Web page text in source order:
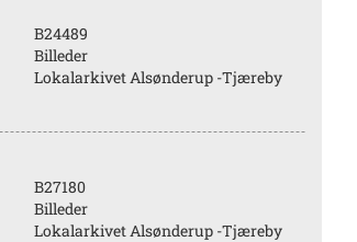
B24489
Billeder
Lokalarkivet Alsønderup -Tjæreby
B27180
Billeder
Lokalarkivet Alsønderup -Tjæreby